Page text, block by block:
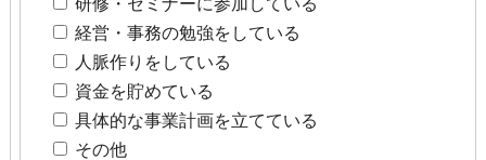
研修・セミナーに参加している
経営・事務の勉強をしている
人脈作りをしている
資金を貯めている
具体的な事業計画を立てている
その他